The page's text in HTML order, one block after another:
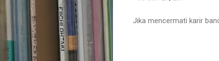
Jika mencermati karir